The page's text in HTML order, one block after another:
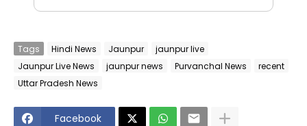
Tags Hindi News Jaunpur
jaunpur live
Jaunpur Live News
jaunpur news Purvanchal News
recent
Uttar Pradesh News
Facebook